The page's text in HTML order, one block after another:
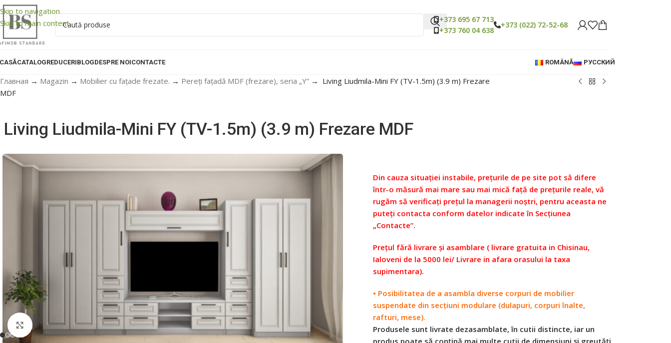
Skip to navigation
Skip to main content
+373 695 67 713
+373 760 04 638
+373 (022) 72-52-68
CATALOGREDUCERIBLOGDESPRE NOICONTACTE ROMÂNĂ РУССКИЙ
Главная → Magazin → Mobilier cu fațade frezate. → Pereți fațadă MDF (frezare), seria „Y” → Living Liudmila-Mini FY (TV-1.5m) (3.9 m) Frezare
MDF
Living Liudmila-Mini FY (TV-1.5m) (3.9 m) Frezare MDF
Faceți click pentru a mări
Din cauza situației instabile, prețurile de pe site pot să difere
într-o măsură mai mare sau mai mică față de prețurile reale, vă
rugăm să verificați prețul la managerii noștri, pentru aceasta ne
puteți contacta conform datelor indicate în Secțiunea
„Contacte”.
Prețul fără livrare și asamblare ( livrare gratuita in Chisinau,
Ialoveni de la 5000 lei/ Livrare in afara orasului la taxa
supimentara).
• Posibilitatea de a asambla diverse corpuri de mobilier
suspendate din secțiuni modulare (dulapuri, corpuri înalte,
rafturi, mese).
Produsele sunt livrate dezasamblate, în cutii distincte, iar un
produs poate să conțină mai multe cutii de dimensiuni și greutăți